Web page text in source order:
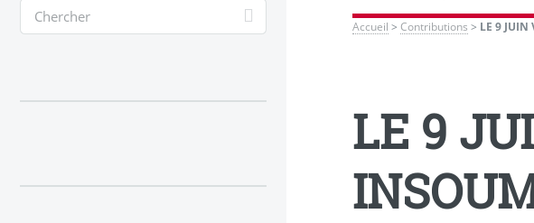
Accueil >Contributions > LE 9 JUIN
LE 9